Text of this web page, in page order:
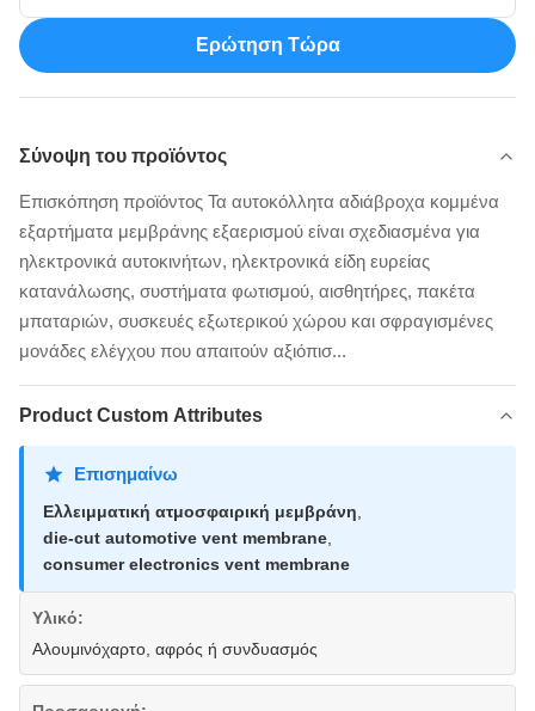
Ερώτηση Τώρα
Σύνοψη του προϊόντος
Επισκόπηση προϊόντος Τα αυτοκόλλητα αδιάβροχα κομμένα
εξαρτήματα μεμβράνης εξαερισμού είναι σχεδιασμένα για
ηλεκτρονικά αυτοκινήτων, ηλεκτρονικά είδη ευρείας
κατανάλωσης, συστήματα φωτισμού, αισθητήρες, πακέτα
μπαταριών, συσκευές εξωτερικού χώρου και σφραγισμένες
μονάδες ελέγχου που απαιτούν αξιόπισ...
Product Custom Attributes
Επισημαίνω
Ελλειμματική ατμοσφαιρική μεμβράνη
die-cut automotive vent membrane
consumer electronics vent membrane
Υλικό:
Αλουμινόχαρτο, αφρός ή συνδυασμός